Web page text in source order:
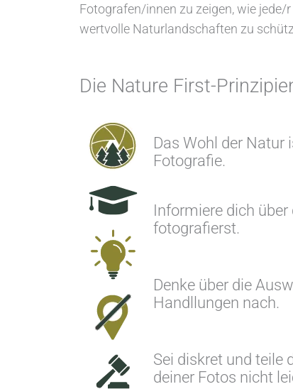
Fotografen/innen zu zeigen, wie
wertvolle Naturlandschaften zu
Die Nature First-
Das Wohl der Natur
Fotografie.
Informiere dich über
fotografierst.
Denke über die
Handllungen nach.
Sei diskret und teile
deiner Fotos nicht